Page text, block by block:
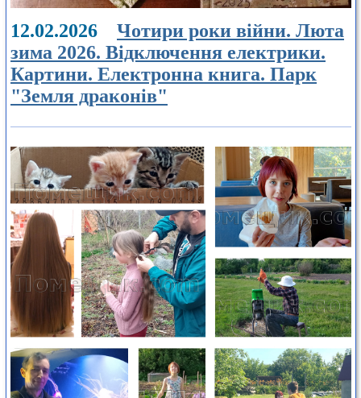
12.02.2026 Чотири роки війни. Люта
зима 2026. Відключення електрики.
Картини. Електронна книга. Парк
"Земля драконів"